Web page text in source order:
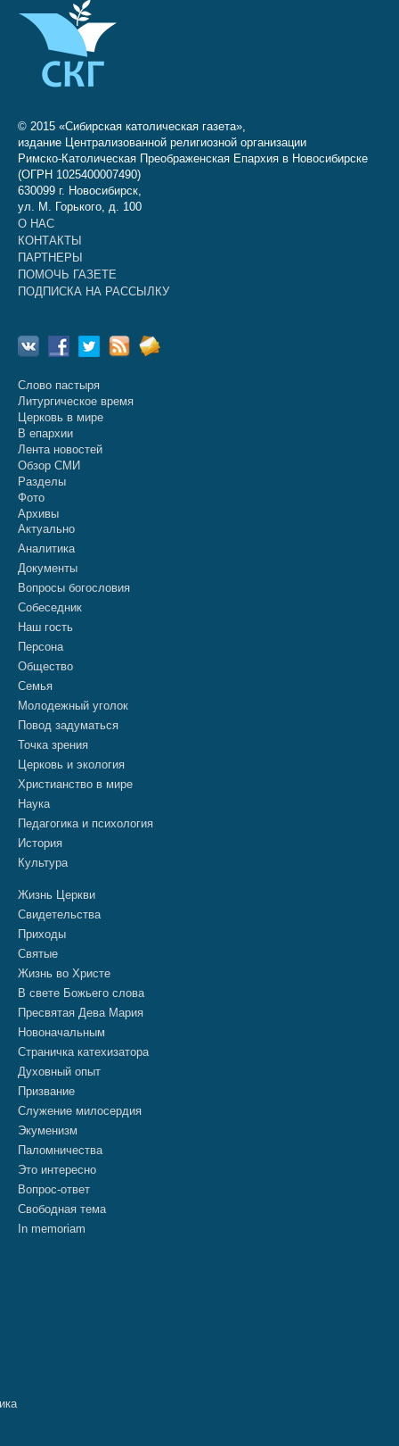
© 2015 «Сибирская католическая газета»,
издание Централизованной религиозной организации
Римско-Католическая Преображенская Епархия в Новосибирске
(ОГРН 1025400007490)
630099 г. Новосибирск,
ул. М. Горького, д. 100
О НАС
КОНТАКТЫ
ПАРТНЕРЫ
ПОМОЧЬ ГАЗЕТЕ
ПОДПИСКА НА РАССЫЛКУ
Слово пастыря
Литургическое время
Церковь в мире
В епархии
Лента новостей
Обзор СМИ
Разделы
Фото
Архивы
Актуально
Аналитика
Документы
Вопросы богословия
Собеседник
Наш гость
Персона
Общество
Семья
Молодежный уголок
Повод задуматься
Точка зрения
Церковь и экология
Христианство в мире
Наука
Педагогика и психология
История
Культура
Жизнь Церкви
Свидетельства
Приходы
Святые
Жизнь во Христе
В свете Божьего слова
Пресвятая Дева Мария
Новоначальным
Страничка катехизатора
Духовный опыт
Призвание
Служение милосердия
Экуменизм
Паломничества
Это интересно
Вопрос-ответ
Свободная тема
In memoriam